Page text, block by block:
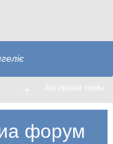
форум
➝ Активные темы